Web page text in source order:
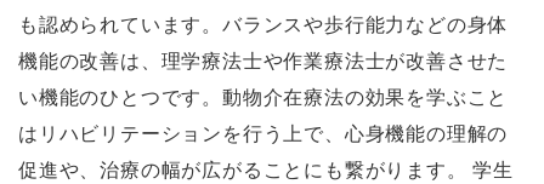
も認められています。バランスや歩行能力などの身体
機能の改善は、理学療法士や作業療法士が改善させた
い機能のひとつです。動物介在療法の効果を学ぶこと
はリハビリテーションを行う上で、心身機能の理解の
促進や、治療の幅が広がることにも繋がります。 学生